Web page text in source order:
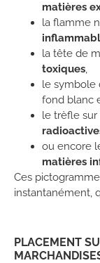
matières
la flamme
la tête de
toxiques,
le symbole
fond blanc
le trèfle
ou encore
matières
Ces
instantanément,
PLACEMENT